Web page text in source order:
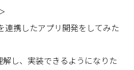
連携したアプリ開発をしてみた
解し、実装できるようになりた